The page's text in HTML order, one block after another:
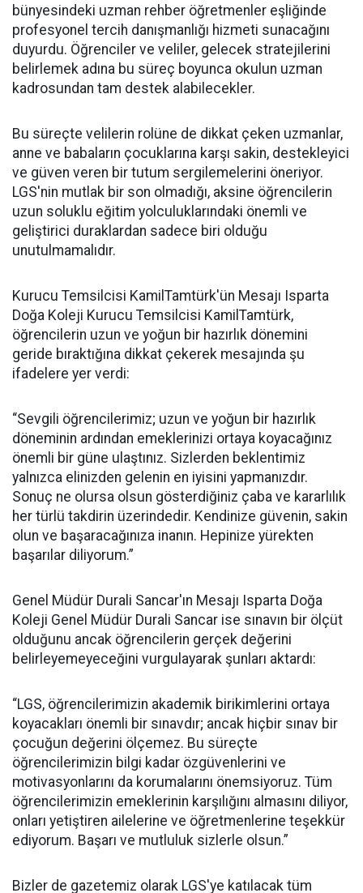
bünyesindeki uzman rehber öğretmenler eşliğinde
profesyonel tercih danışmanlığı hizmeti sunacağını
duyurdu. Öğrenciler ve veliler, gelecek stratejilerini
belirlemek adına bu süreç boyunca okulun uzman
kadrosundan tam destek alabilecekler.
Bu süreçte velilerin rolüne de dikkat çeken uzmanlar,
anne ve babaların çocuklarına karşı sakin, destekleyici
ve güven veren bir tutum sergilemelerini öneriyor.
LGS'nin mutlak bir son olmadığı, aksine öğrencilerin
uzun soluklu eğitim yolculuklarındaki önemli ve
geliştirici duraklardan sadece biri olduğu
unutulmamalıdır.
Kurucu Temsilcisi KamilTamtürk'ün Mesajı Isparta
Doğa Koleji Kurucu Temsilcisi KamilTamtürk,
öğrencilerin uzun ve yoğun bir hazırlık dönemini
geride bıraktığına dikkat çekerek mesajında şu
ifadelere yer verdi:
“Sevgili öğrencilerimiz; uzun ve yoğun bir hazırlık
döneminin ardından emeklerinizi ortaya koyacağınız
önemli bir güne ulaştınız. Sizlerden beklentimiz
yalnızca elinizden gelenin en iyisini yapmanızdır.
Sonuç ne olursa olsun gösterdiğiniz çaba ve kararlılık
her türlü takdirin üzerindedir. Kendinize güvenin, sakin
olun ve başaracağınıza inanın. Hepinize yürekten
başarılar diliyorum.”
Genel Müdür Durali Sancar'ın Mesajı Isparta Doğa
Koleji Genel Müdür Durali Sancar ise sınavın bir ölçüt
olduğunu ancak öğrencilerin gerçek değerini
belirleyemeyeceğini vurgulayarak şunları aktardı:
“LGS, öğrencilerimizin akademik birikimlerini ortaya
koyacakları önemli bir sınavdır; ancak hiçbir sınav bir
çocuğun değerini ölçemez. Bu süreçte
öğrencilerimizin bilgi kadar özgüvenlerini ve
motivasyonlarını da korumalarını önemsiyoruz. Tüm
öğrencilerimizin emeklerinin karşılığını almasını diliyor,
onları yetiştiren ailelerine ve öğretmenlerine teşekkür
ediyorum. Başarı ve mutluluk sizlerle olsun.”
Bizler de gazetemiz olarak LGS'ye katılacak tüm